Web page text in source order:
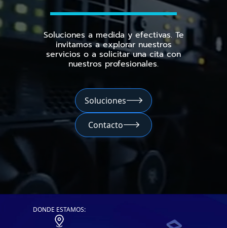
Soluciones a medida y efectivas. Te
invitamos a explorar nuestros
servicios o a solicitar una cita con
nuestros profesionales.
Soluciones
Contacto
DONDE ESTAMOS: